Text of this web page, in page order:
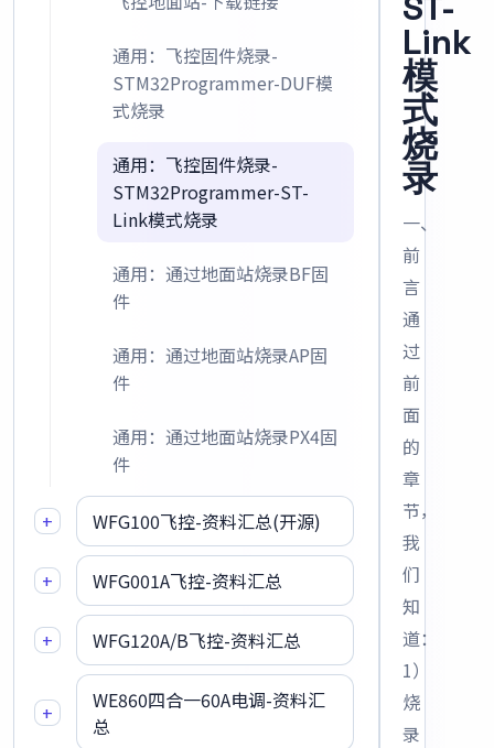
通用：飞控固件烧录-
STM32Programmer-DUF模
式烧录
通用：飞控固件烧录-
STM32Programmer-ST-
Link模式烧录
通用：通过地面站烧录BF固
件
通用：通过地面站烧录AP固
件
通用：通过地面站烧录PX4固
件
+ WFG100飞控-资料汇总(开源)
+ WFG001A飞控-资料汇总
+ WFG120A/B飞控-资料汇总
+
WE860四合一60A电调-资料汇
总
Link
模
式
烧
录
一、
前
言
通
过
前
面
的
章
节，
我
们
知
道：
1）
烧
录